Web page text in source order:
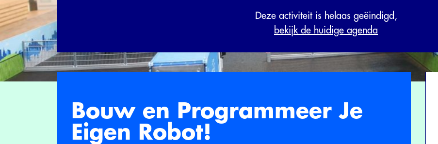
Deze activiteit is helaas geëindigd,
bekijk de huidige agenda
Bouw en Programmeer Je
Eigen Robot!